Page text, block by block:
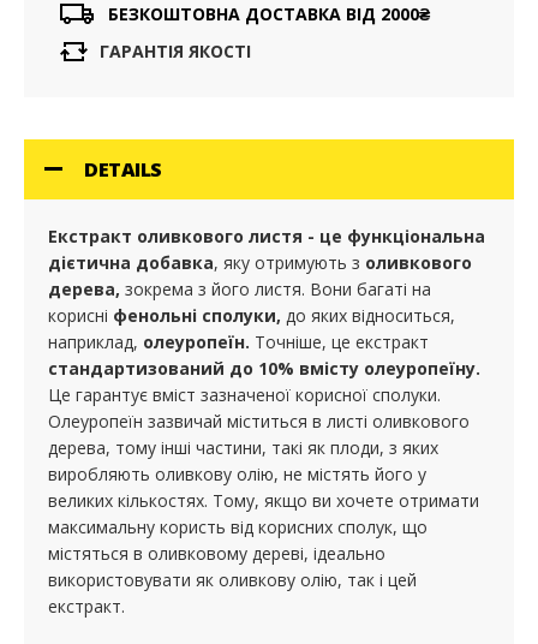
БЕЗКОШТОВНА ДОСТАВКА ВІД 2000₴
ГАРАНТІЯ ЯКОСТІ
DETAILS
Екстракт оливкового листя - це функціональна
дієтична добавка, яку отримують з оливкового
дерева, зокрема з його листя. Вони багаті на
корисні фенольні сполуки, до яких відноситься,
наприклад, олеуропеїн. Точніше, це екстракт
стандартизований до 10% вмісту олеуропеїну.
Це гарантує вміст зазначеної корисної сполуки.
Олеуропеїн зазвичай міститься в листі оливкового
дерева, тому інші частини, такі як плоди, з яких
виробляють оливкову олію, не містять його у
великих кількостях. Тому, якщо ви хочете отримати
максимальну користь від корисних сполук, що
містяться в оливковому дереві, ідеально
використовувати як оливкову олію, так і цей
екстракт.